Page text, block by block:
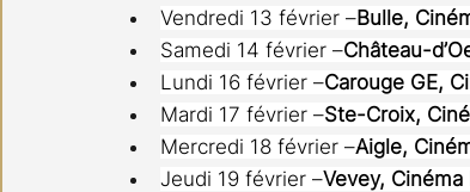
Vendredi 13 février –Bulle,
Samedi 14 février –Château-
Lundi 16 février –Carouge GE,
Mardi 17 février –Ste-Croix,
Mercredi 18 février –Aigle,
Jeudi 19 février –Vevey, Cinéma